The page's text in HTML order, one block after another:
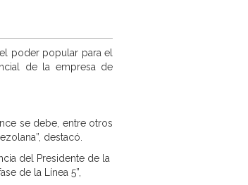
poder popular para el
de la empresa de
se debe, entre otros
destacó.
del Presidente de la
de la Línea 5”,